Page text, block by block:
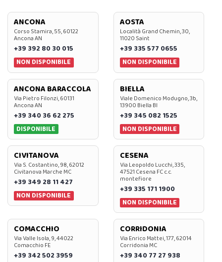
ANCONA
Corso Stamira, 55, 60122
Ancona AN
+39 392 80 30 015
NON DISPONIBILE
AOSTA
Località Grand Chemin, 30,
11020 Saint
+39 335 577 0655
NON DISPONIBILE
ANCONA BARACCOLA
Via Pietro Filonzi, 60131
Ancona AN
+39 340 36 62 275
DISPONIBILE
BIELLA
Viale Domenico Modugno, 3b,
13900 Biella BI
+39 345 082 1525
NON DISPONIBILE
CIVITANOVA
Via S. Costantino, 98, 62012
Civitanova Marche MC
+39 349 28 11 427
NON DISPONIBILE
CESENA
Via Leopoldo Lucchi, 335,
47521 Cesena FC c.c.
montefiore
+39 335 171 1900
NON DISPONIBILE
COMACCHIO
Via Valle Isola, 9, 44022
Comacchio FE
+39 342 502 3959
CORRIDONIA
Via Enrico Mattei, 177, 62014
Corridonia MC
+39 340 77 27 938